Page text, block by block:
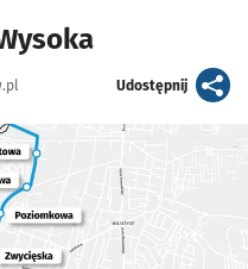
Udostępnijartykuł